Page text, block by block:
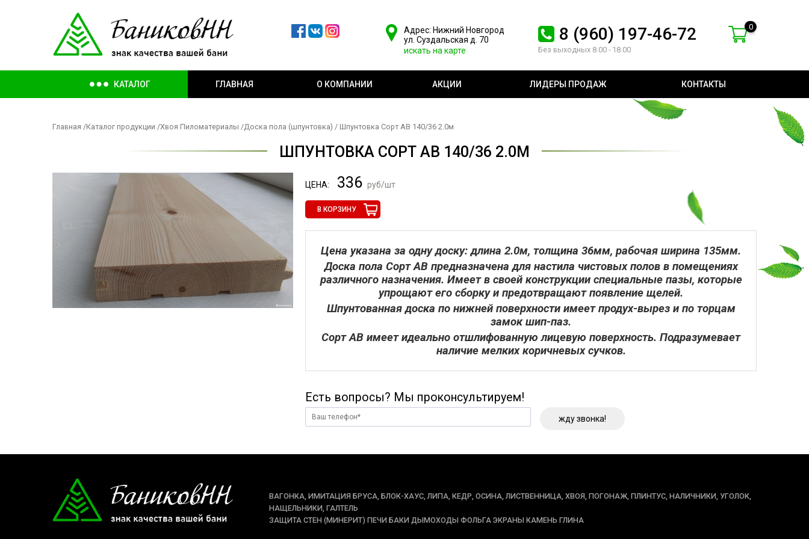
Адрес: Нижний Новгород
ул. Суздальская д. 70
искать на карте
8 (960) 197-46-72
Без выходных 8.00 - 18.00
0
КАТАЛОГ ГЛАВНАЯ О КОМПАНИИ АКЦИИ ЛИДЕРЫ ПРОДАЖ КОНТАКТЫ
Главная /Каталог продукции /Хвоя Пиломатериалы /Доска пола (шпунтовка) / Шпунтовка Сорт АВ 140/36 2.0м
ШПУНТОВКА СОРТ АВ 140/36 2.0М
ЦЕНА: 336 руб/шт
В КОРЗИНУ
Цена указана за одну доску: длина 2.0м, толщина 36мм, рабочая ширина 135мм.
Доска пола Сорт АВ предназначена для настила чистовых полов в помещениях
различного назначения. Имеет в своей конструкции специальные пазы, которые
упрощают его сборку и предотвращают появление щелей.
Шпунтованная доска по нижней поверхности имеет продух-вырез и по торцам
замок шип-паз.
Сорт АВ имеет идеально отшлифованную лицевую поверхность. Подразумевает
наличие мелких коричневых сучков.
Есть вопросы? Мы проконсультируем!
жду звонка!
ВАГОНКА, ИМИТАЦИЯ БРУСА, БЛОК-ХАУС, ЛИПА, КЕДР, ОСИНА, ЛИСТВЕННИЦА, ХВОЯ, ПОГОНАЖ, ПЛИНТУС, НАЛИЧНИКИ, УГОЛОК,
НАЩЕЛЬНИКИ, ГАЛТЕЛЬ
ЗАЩИТА СТЕН (МИНЕРИТ) ПЕЧИ БАКИ ДЫМОХОДЫ ФОЛЬГА ЭКРАНЫ КАМЕНЬ ГЛИНА